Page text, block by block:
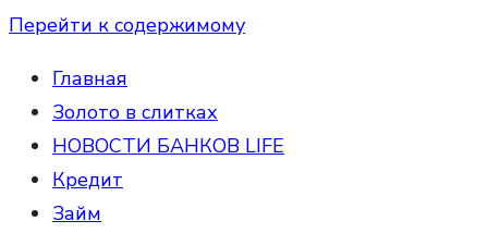
Перейти к содержимому
Главная
Золото в слитках
НОВОСТИ БАНКОВ LIFE
Кредит
Займ